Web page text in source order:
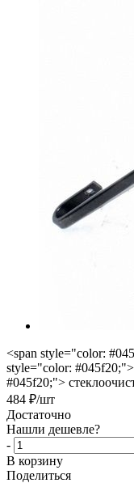
<span style="color:
style="color:
#045f20;">
484 ₽/шт
Достаточно
Нашли дешевле?
-
В корзину
Поделиться